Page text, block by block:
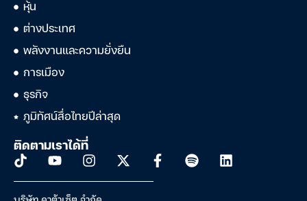
หุ้น
ต่างประเทศ
พลังงานและความยั่งยืน
การเมือง
ธุรกิจ
ภูมิทัศน์สื่อไทยปีล่าสุด
ติดตามเราได้ที่